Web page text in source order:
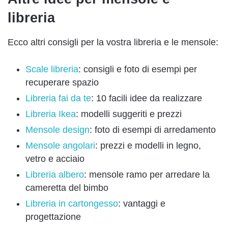
libreria
Ecco altri consigli per la vostra libreria e le mensole:
Scale libreria: consigli e foto di esempi per
recuperare spazio
Libreria fai da te: 10 facili idee da realizzare
Libreria Ikea: modelli suggeriti e prezzi
Mensole design: foto di esempi di arredamento
Mensole angolari: prezzi e modelli in legno,
vetro e acciaio
Libreria albero: mensole ramo per arredare la
cameretta del bimbo
Libreria in cartongesso: vantaggi e
progettazione